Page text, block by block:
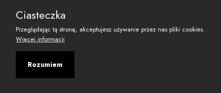
reset@resetobywatelski.pl
Ciasteczka
Przeglądając tą stronę, akceptujesz używanie przez nas pliki cookies.
Więcej informacji
Rozumiem